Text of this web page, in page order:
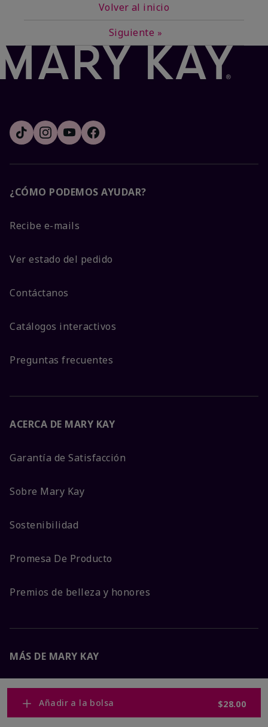
Añadir a la bolsa $28.00
Volver al inicio
Siguiente »
¿CÓMO PODEMOS AYUDAR?
Recibe e-mails
Ver estado del pedido
Contáctanos
Catálogos interactivos
Preguntas frecuentes
ACERCA DE MARY KAY
Garantía de Satisfacción
Sobre Mary Kay
Sostenibilidad
Promesa De Producto
Premios de belleza y honores
MÁS DE MARY KAY
Carreras Corporativas